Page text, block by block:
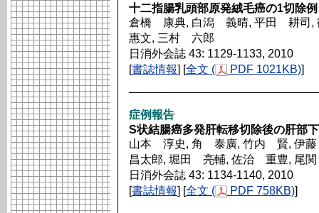
十二指腸乳頭部原発絨毛癌の1切除例
倉橋 康典, 白潟 義晴, 平田 耕
惠文, 三村 六郎
日消外会誌 43: 1129-1133, 2010
[書誌情報] [全文 ( PDF 1021KB)]
症例報告
S状結腸癌多発肝転移切除後の肝部
山本 淳史, 角 泰廣, 竹内 賢, 伊
昌太郎, 堀田 亮輔, 佐治 重豊, 尾
日消外会誌 43: 1134-1140, 2010
[書誌情報] [全文 ( PDF 758KB)]